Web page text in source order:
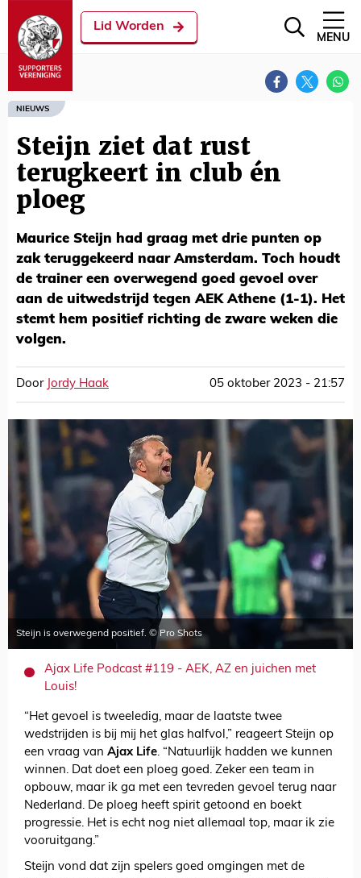
Lid Worden
MENU
NIEUWS
Steijn ziet dat rust
terugkeert in club én
ploeg
Maurice Steijn had graag met drie punten op
zak teruggekeerd naar Amsterdam. Toch houdt
de trainer een overwegend goed gevoel over
aan de uitwedstrijd tegen AEK Athene (1-1). Het
stemt hem positief richting de zware weken die
volgen.
Door Jordy Haak 05 oktober 2023 - 21:57
Steijn is overwegend positief. © Pro Shots
Ajax Life Podcast #119 - AEK, AZ en juichen met
Louis!
“Het gevoel is tweeledig, maar de laatste twee
wedstrijden is bij mij het glas halfvol,” reageert Steijn op
een vraag van Ajax Life. “Natuurlijk hadden we kunnen
winnen. Dat doet een ploeg goed. Zeker een team in
opbouw, maar ik ga met een tevreden gevoel terug naar
Nederland. De ploeg heeft spirit getoond en boekt
progressie. Het is echt nog niet allemaal top, maar ik zie
vooruitgang.”
Steijn vond dat zijn spelers goed omgingen met de